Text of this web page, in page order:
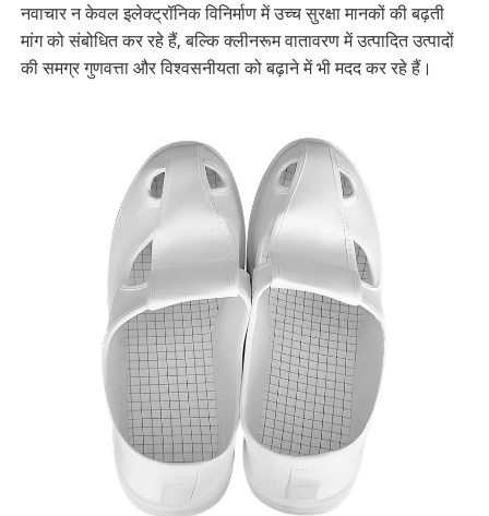
नवाचार न केवल इलेक्ट्रॉनिक विनिर्माण में उच्च सुरक्षा मानकों की बढ़ती
मांग को संबोधित कर रहे हैं, बल्कि क्लीनरूम वातावरण में उत्पादित उत्पादों
की समग्र गुणवत्ता और विश्वसनीयता को बढ़ाने में भी मदद कर रहे हैं।